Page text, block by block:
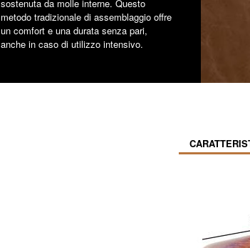
sostenuta da molle interne. Questo
metodo tradizionale di assemblaggio offre
un comfort e una durata senza pari,
anche in caso di utilizzo intensivo.